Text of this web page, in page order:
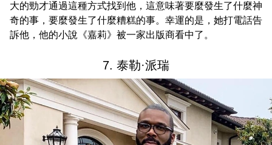
大的勁才通過這種方式找到他，這意味著要麼發生了什麼神
奇的事，要麼發生了什麼糟糕的事。幸運的是，她打電話告
訴他，他的小說《嘉莉》被一家出版商看中了。
7. 泰勒·派瑞